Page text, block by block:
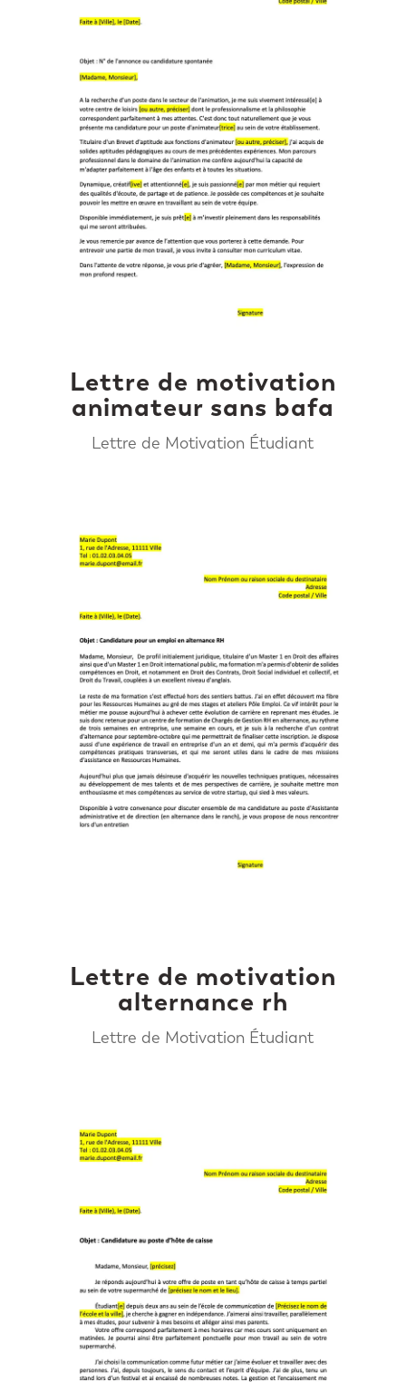
Lettre de motivation
animateur sans bafa
Lettre de Motivation Étudiant
Lettre de motivation
alternance rh
Lettre de Motivation Étudiant